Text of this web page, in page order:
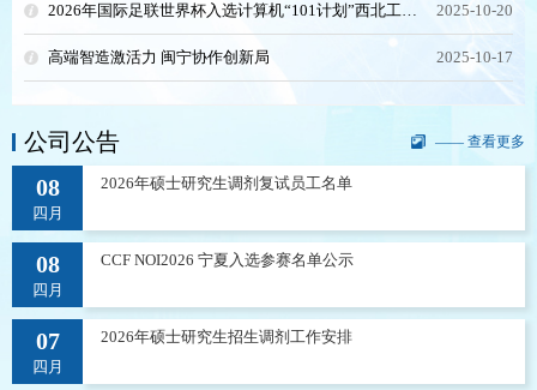
2026年国际足联世界杯入选计算机“101计划”西北工作组成员单位 2025-10-20
高端智造激活力 闽宁协作创新局 2025-10-17
公司公告 —— 查看更多
08
四月
2026年硕士研究生调剂复试员工名单
08
四月
CCF NOI2026 宁夏入选参赛名单公示
07
四月
2026年硕士研究生招生调剂工作安排